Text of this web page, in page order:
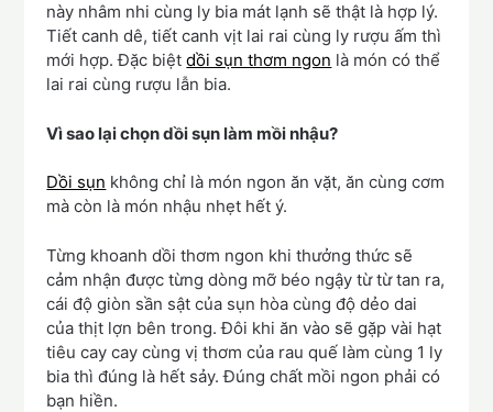
này nhâm nhi cùng ly bia mát lạnh sẽ thật là hợp lý.
Tiết canh dê, tiết canh vịt lai rai cùng ly rượu ấm thì
mới hợp. Đặc biệtdồi sụn thơm ngon là món có thể
lai rai cùng rượu lẫn bia.
Vì sao lại chọn dồi sụn làm mồi nhậu?
Dồi sụn không chỉ là món ngon ăn vặt, ăn cùng cơm
mà còn là món nhậu nhẹt hết ý.
Từng khoanh dồi thơm ngon khi thưởng thức sẽ
cảm nhận được từng dòng mỡ béo ngậy từ từ tan ra,
cái độ giòn sần sật của sụn hòa cùng độ dẻo dai
của thịt lợn bên trong. Đôi khi ăn vào sẽ gặp vài hạt
tiêu cay cay cùng vị thơm của rau quế làm cùng 1 ly
bia thì đúng là hết sảy. Đúng chất mồi ngon phải có
bạn hiền.